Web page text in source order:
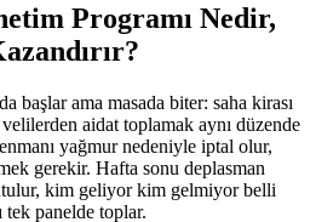
Programı Nedir,
başlar ama masada biter: saha kirası
aidat toplamak aynı düzende
yağmur nedeniyle iptal olur,
gerekir. Hafta sonu deplasman
kim geliyor kim gelmiyor belli
tek panelde toplar.